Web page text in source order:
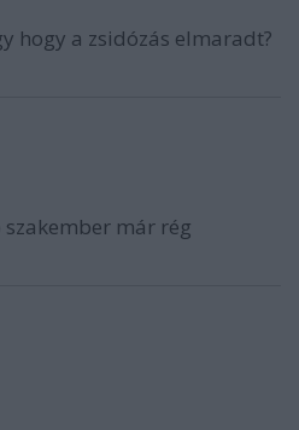
hogy a zsidózás elmaradt?
szakember már rég